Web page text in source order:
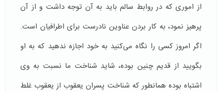
از اموری که در روابط سالم باید به آن توجه داشت و از آن
پرهیز نمود، به کار بردن عناوین نادرست برای اطرافیان است.
اگر امروز کسی را نگاه می‌کنید به خود اجازه ندهید که به او
بگویید از قدیم چنین بوده، شاید شناخت ما نسبت به وی
اشتباه بوده همانطور که شناخت پسران یعقوب از یعقوب غلط